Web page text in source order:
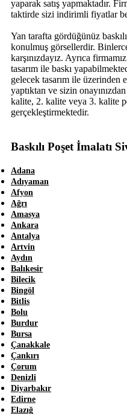
yaparak satış yapmaktadır.
taktirde sizi indirimli fiyatlar
Yan tarafta gördüğünüz
konulmuş görsellerdir.
karşınızdayız. Ayrıca
tasarım ile baskı
gelecek tasarım ile
yaptıktan ve sizin
kalite, 2. kalite veya 3. kalite
gerçekleştirmektedir.
Baskılı Poşet İmalatı
Adana
Adıyaman
Afyon
Ağrı
Amasya
Ankara
Antalya
Artvin
Aydın
Balıkesir
Bilecik
Bingöl
Bitlis
Bolu
Burdur
Bursa
Çanakkale
Çankırı
Çorum
Denizli
Diyarbakır
Edirne
Elazığ